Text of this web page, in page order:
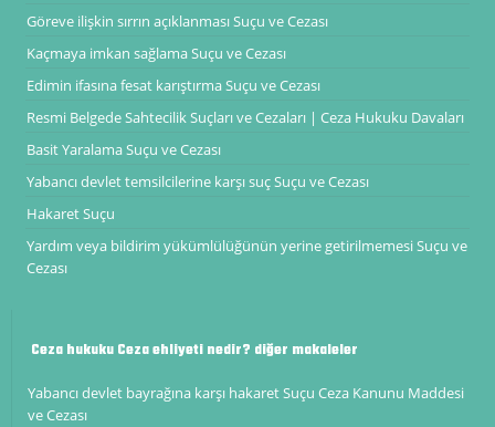
Göreve ilişkin sırrın açıklanması Suçu ve Cezası
Kaçmaya imkan sağlama Suçu ve Cezası
Edimin ifasına fesat karıştırma Suçu ve Cezası
Resmi Belgede Sahtecilik Suçları ve Cezaları | Ceza Hukuku Davaları
Basit Yaralama Suçu ve Cezası
Yabancı devlet temsilcilerine karşı suç Suçu ve Cezası
Hakaret Suçu
Yardım veya bildirim yükümlülüğünün yerine getirilmemesi Suçu ve
Cezası
Ceza hukuku Ceza ehliyeti nedir? diğer makaleler
Yabancı devlet bayrağına karşı hakaret Suçu Ceza Kanunu Maddesi
ve Cezası